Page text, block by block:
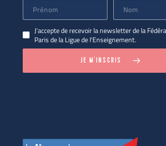
J'accepte de recevoir la newsletter de la
Paris de la Ligue de l'Enseignement.
JE M'INSCRIS